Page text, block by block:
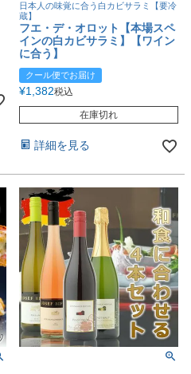
日本人の味覚に合う白カビサラミ【要冷
蔵】
フエ・デ・オロット【本場スペ
インの白カビサラミ】【ワイン
に合う】
クール便でお届け
¥1,382税込
在庫切れ
詳細を見る